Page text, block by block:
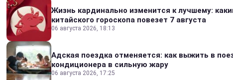
Жизнь кардинально изменится к лучшему:
китайского гороскопа повезет 7 августа
06 августа 2026, 18:13
Адская поездка отменяется: как выжить в
кондиционера в сильную жару
06 августа 2026, 17:25